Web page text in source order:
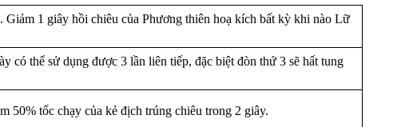
1 giây hồi chiêu của Phương thiên hoạ kích bất kỳ khi nào Lữ
thể sử dụng được 3 lần liên tiếp, đặc biệt đòn thứ 3 sẽ hất tung
50% tốc chạy của kẻ địch trúng chiêu trong 2 giây.